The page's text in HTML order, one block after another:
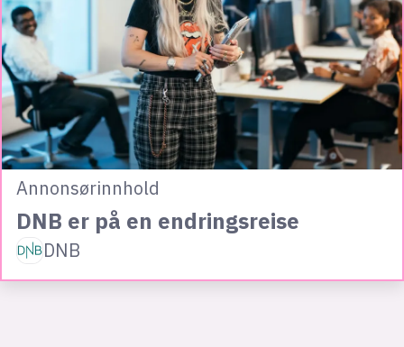
Annonsørinnhold
DNB er på en endringsreise
DNB